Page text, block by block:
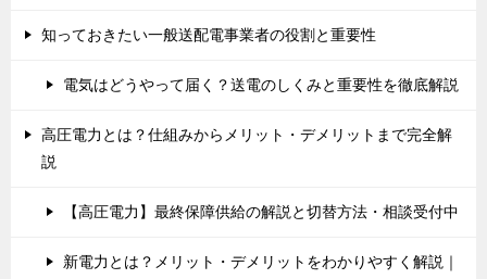
知っておきたい一般送配電事業者の役割と重要性
電気はどうやって届く？送電のしくみと重要性を徹底解説
高圧電力とは？仕組みからメリット・デメリットまで完全解
説
【高圧電力】最終保障供給の解説と切替方法・相談受付中
新電力とは？メリット・デメリットをわかりやすく解説｜